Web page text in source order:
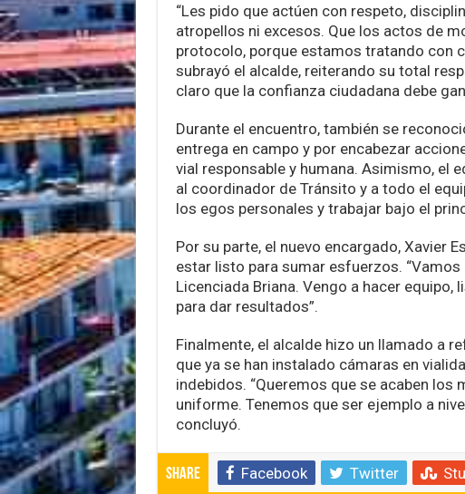
“Les pido que actúen con respeto,
atropellos ni excesos. Que los actos de
protocolo, porque estamos tratando con
subrayó el alcalde, reiterando su total
claro que la confianza ciudadana debe
Durante el encuentro, también se
entrega en campo y por encabezar
vial responsable y humana. Asimismo, el
al coordinador de Tránsito y a todo el
los egos personales y trabajar bajo el
Por su parte, el nuevo encargado, Xavier
estar listo para sumar esfuerzos.
Licenciada Briana. Vengo a hacer
para dar resultados”.
Finalmente, el alcalde hizo un llamado a
que ya se han instalado cámaras en
indebidos. “Queremos que se acaben los
uniforme. Tenemos que ser ejemplo a
concluyó.
Share Facebook Twitter